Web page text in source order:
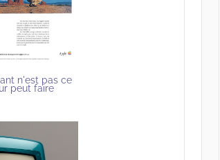
n'est pas ce
peut faire